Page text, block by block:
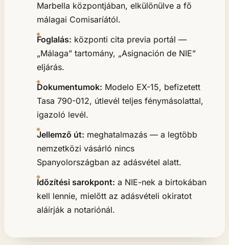
Marbella központjában, elkülönülve a fő
málagai Comisaríától.
Foglalás: központi cita previa portál —
„Málaga” tartomány, „Asignación de NIE”
eljárás.
Dokumentumok: Modelo EX-15, befizetett
Tasa 790-012, útlevél teljes fénymásolattal,
igazoló levél.
Jellemző út: meghatalmazás — a legtöbb
nemzetközi vásárló nincs
Spanyolországban az adásvétel alatt.
Időzítési sarokpont: a NIE-nek a birtokában
kell lennie, mielőtt az adásvételi okiratot
aláírják a notariónál.